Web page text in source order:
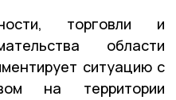
торговли и
области
ситуацию с
на территории